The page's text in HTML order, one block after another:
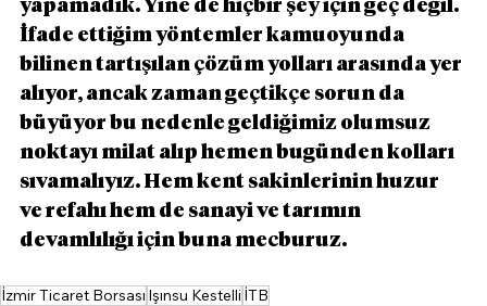
yapamadık. Yine de hiçbir şey için geç değil.
İfade ettiğim yöntemler kamuoyunda
bilinen tartışılan çözüm yolları arasında yer
alıyor, ancak zaman geçtikçe sorun da
büyüyor bu nedenle geldiğimiz olumsuz
noktayı milat alıp hemen bugünden kolları
sıvamalıyız. Hem kent sakinlerinin huzur
ve refahı hem de sanayi ve tarımın
devamlılığı için buna mecburuz.
İzmir Ticaret Borsası Işınsu Kestelli İTB